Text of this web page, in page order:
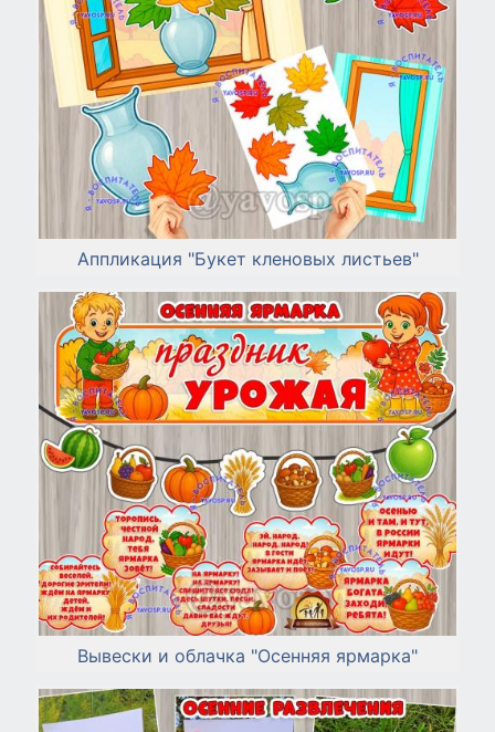
Аппликация "Букет кленовых листьев"
Вывески и облачка "Осенняя ярмарка"